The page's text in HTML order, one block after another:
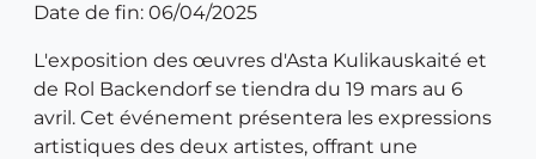
Date de fin: 06/04/2025
L'exposition des œuvres d'Asta Kulikauskaité et
de Rol Backendorf se tiendra du 19 mars au 6
avril. Cet événement présentera les expressions
artistiques des deux artistes, offrant une